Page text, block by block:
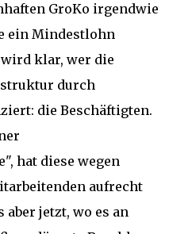
GroKo irgendwie
ein Mindestlohn
klar, wer die
durch
die Beschäftigten.
hat diese wegen
aufrecht
jetzt, wo es an